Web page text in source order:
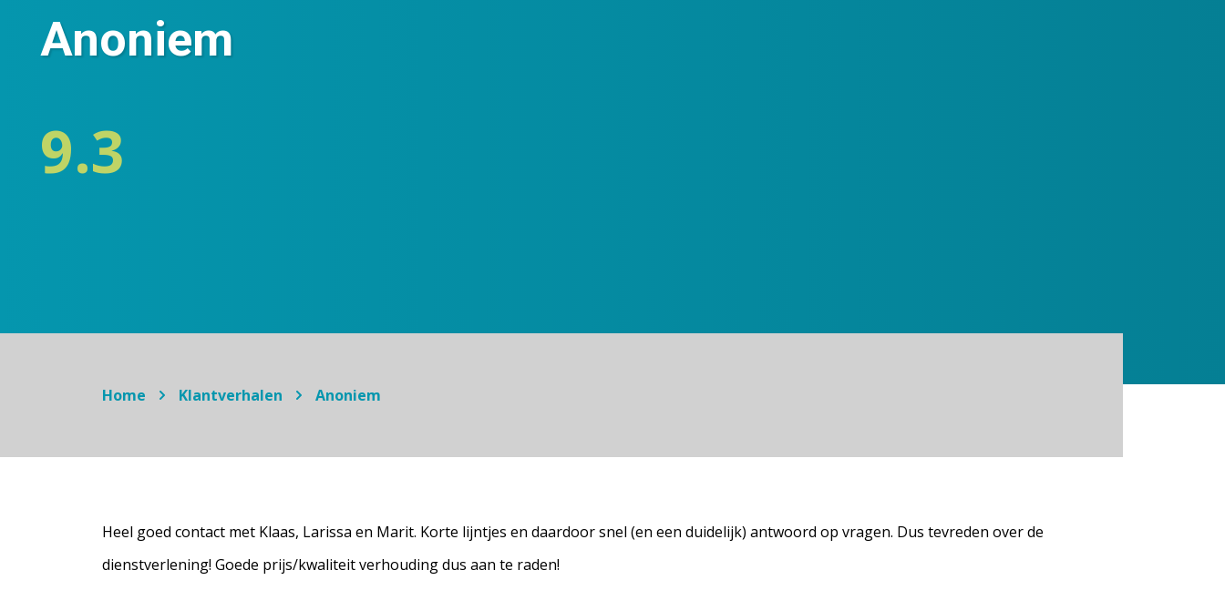
Anoniem
9.3
Home Klantverhalen Anoniem
Heel goed contact met Klaas, Larissa en Marit. Korte lijntjes en daardoor snel (en een duidelijk) antwoord op vragen. Dus tevreden over de
dienstverlening! Goede prijs/kwaliteit verhouding dus aan te raden!